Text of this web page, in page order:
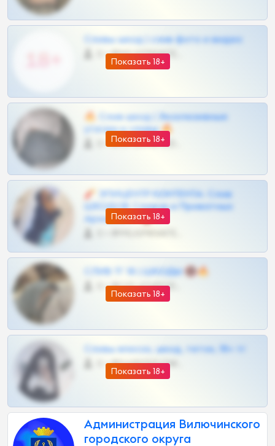
Показать 18+
Сливы шкод | слив фото и видео
0 •
Показать 18+
🔥 Слив шкод | Эксклюзивные
утечки и сливы 🔥
0 •
Показать 18+
🧨 ЭПИЦЕНТР КОНТЕНТА: Слив
ШКОДОВ Сливов и Приватных
Архивов ТГ 🔞💎
Показать 18+
СЛИВ ТГ 18 | ШКОДЫ 🔞🔥
0 •
Показать 18+
Сливы вписок, шкод, теток, 18+ тг
0 •
Администрация Вилючинского
городского округа